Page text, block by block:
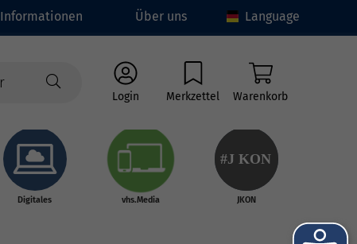
Informationen Über uns Language
Login Merkzettel Warenkorb
Digitales vhs.Media
#J KON
JKON